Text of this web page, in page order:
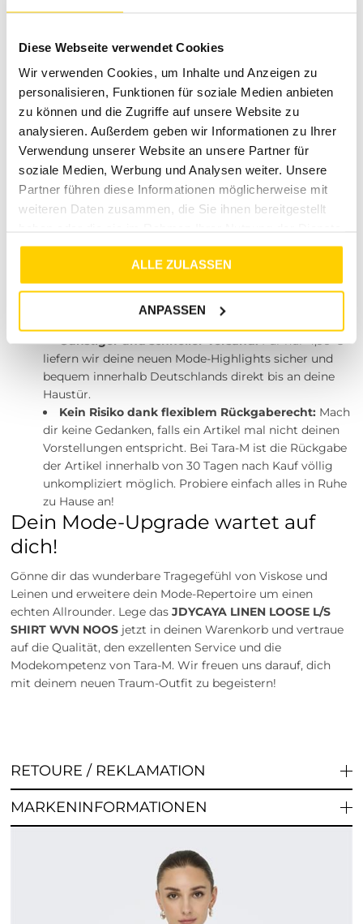
Diese Webseite verwendet Cookies
Wir verwenden Cookies, um Inhalte und Anzeigen zu
personalisieren, Funktionen für soziale Medien anbieten
zu können und die Zugriffe auf unsere Website zu
analysieren. Außerdem geben wir Informationen zu Ihrer
Verwendung unserer Website an unsere Partner für
soziale Medien, Werbung und Analysen weiter. Unsere
Partner führen diese Informationen möglicherweise mit
weiteren Daten zusammen, die Sie ihnen bereitgestellt
gesammelt haben.
ALLE ZULASSEN
ANPASSEN
hochwertige Damenmode geht. Die Philosophie von Tara-M
Persönlichkeit unterstreichen und dir ein fantastisches
Gefühl geben sollte. Deswegen arbeiten wir mit namhaften
Brands wie JDY zusammen, die es verstehen, bezahlbare,
trendige und gleichzeitig alltagstaugliche Kollektionen für
selbstbewusste Frauen zu entwerfen.
Unser Versprechen an dich: Bester
Service und maximale Flexibilität
sein wie dein neuer Look. Wir wissen, dass beim Online-
Shopping manchmal Unsicherheiten bezüglich der
Passform aufkommen können. Deshalb haben wir unsere
Günstiger und schneller Versand:Für nur 4,99 €
liefern wir deine neuen Mode-Highlights sicher und
bequem innerhalb Deutschlands direkt bis an deine
Haustür.
Kein Risiko dank flexiblem Rückgaberecht: Mach
dir keine Gedanken, falls ein Artikel mal nicht deinen
Vorstellungen entspricht. Bei Tara-M ist die Rückgabe
der Artikel innerhalb von 30 Tagen nach Kauf völlig
unkompliziert möglich. Probiere einfach alles in Ruhe
zu Hause an!
Dein Mode-Upgrade wartet auf
dich!
Gönne dir das wunderbare Tragegefühl von Viskose und
Leinen und erweitere dein Mode-Repertoire um einen
echten Allrounder. Lege dasJDYCAYA LINEN LOOSE L/S
SHIRT WVN NOOS jetzt in deinen Warenkorb und vertraue
auf die Qualität, den exzellenten Service und die
Modekompetenz von Tara-M. Wir freuen uns darauf, dich
mit deinem neuen Traum-Outfit zu begeistern!
RETOURE / REKLAMATION
MARKENINFORMATIONEN